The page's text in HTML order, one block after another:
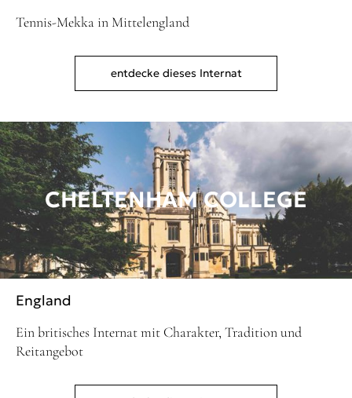
Tennis-Mekka in Mittelengland
entdecke dieses Internat
CHELTENHAM COLLEGE
England
Ein britisches Internat mit Charakter, Tradition und
Reitangebot